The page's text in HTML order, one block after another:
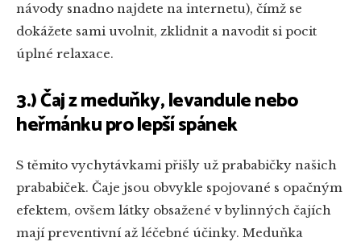
návody snadno najdete na internetu), čímž se
dokážete sami uvolnit, zklidnit a navodit si pocit
úplné relaxace.
3.) Čaj z meduňky, levandule nebo
heřmánku pro lepší spánek
S těmito vychytávkami přišly už prababičky našich
prababiček. Čaje jsou obvykle spojované s opačným
efektem, ovšem látky obsažené v bylinných čajích
mají preventivní až léčebné účinky. Meduňka